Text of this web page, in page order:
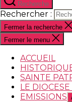
Recherche
Rechercher :
Fermer la recherche
Fermer le menu
ACCUEIL
SAINTE
LE
EMISSIONS